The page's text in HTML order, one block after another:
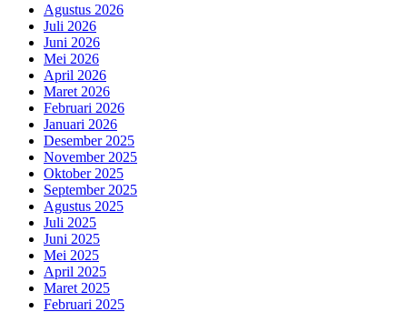
Agustus 2026
Juli 2026
Juni 2026
Mei 2026
April 2026
Maret 2026
Februari 2026
Januari 2026
Desember 2025
November 2025
Oktober 2025
September 2025
Agustus 2025
Juli 2025
Juni 2025
Mei 2025
April 2025
Maret 2025
Februari 2025